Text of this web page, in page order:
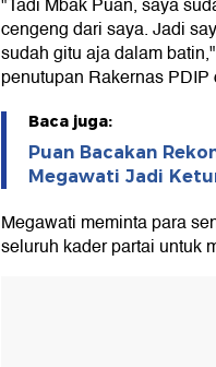
"Tadi Mbak Puan, saya
cengeng dari saya. Jadi
sudah gitu aja dalam
penutupan Rakernas
Baca juga:
Puan Bacakan
Megawati Jadi
Megawati meminta para
seluruh kader partai untuk